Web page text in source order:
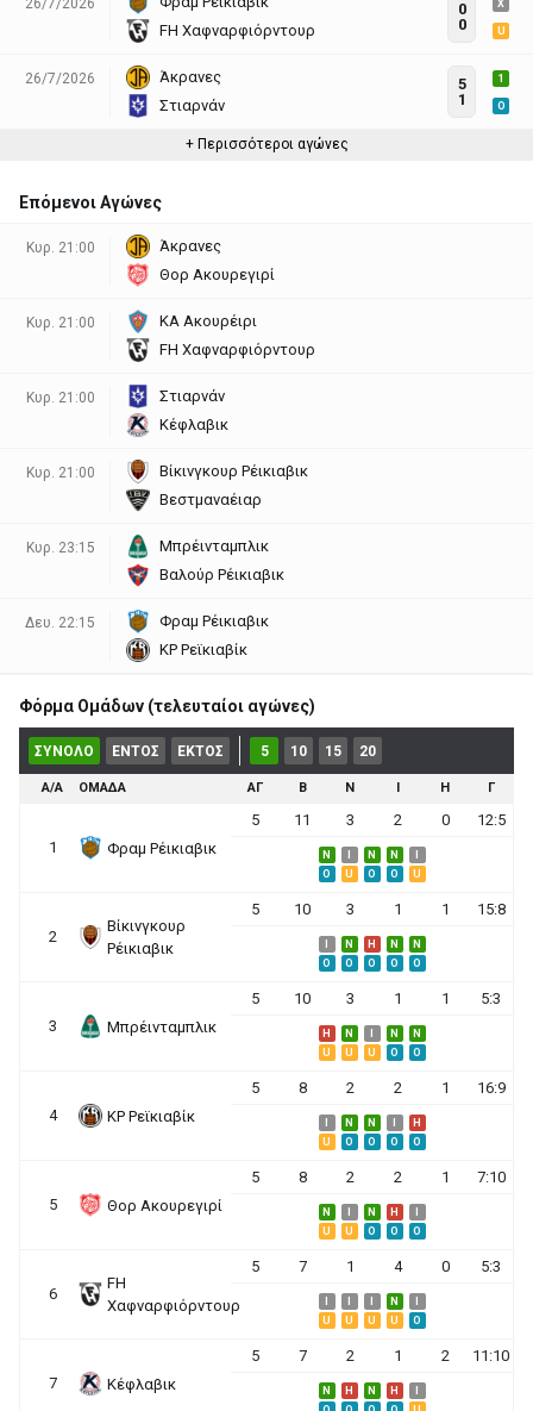
FH Χαφναρφιόρντουρ
0
0
X
U
26/7/2026
Άκρανες
Στιαρνάν
5
1
1
O
+ Περισσότεροι αγώνες
Επόμενοι Αγώνες
Κυρ. 21:00
Άκρανες
Θορ Ακουρεγιρί
Κυρ. 21:00
ΚΑ Ακουρέιρι
FH Χαφναρφιόρντουρ
Κυρ. 21:00
Στιαρνάν
Κέφλαβικ
Κυρ. 21:00
Βίκινγκουρ Ρέικιαβικ
Βεστμαναέιαρ
Κυρ. 23:15
Μπρέινταμπλικ
Βαλούρ Ρέικιαβικ
Δευ. 22:15
Φραμ Ρέικιαβικ
ΚΡ Ρεϊκιαβίκ
Φόρμα Ομάδων (τελευταίοι αγώνες)
ΣΥΝΟΛΟ ΕΝΤΟΣ ΕΚΤΟΣ 5 10 15 20
Α/Α ΟΜΑΔΑ ΑΓ Β Ν Ι Η Γ
1 Φραμ Ρέικιαβικ
5 11 3 2 0 12:5
N N N
O
U O O U
2
Βίκινγκουρ
Ρέικιαβικ
5 10 3 1 1 15:8
N H N
N
O
O O O O
3 Μπρέινταμπλικ
5 10 3 1 1 5:3
H N N
N
U
U U O O
4 ΚΡ Ρεϊκιαβίκ
5 8 2 2 1 16:9
N N
H
U
O O O O
5 Θορ Ακουρεγιρί
5 8 2 2 1 7:10
N N H
U
U O O O
6
FH
Χαφναρφιόρντουρ
5 7 1 4 0 5:3
N
U
U U U O
7 Κέφλαβικ
5 7 2 1 2 11:10
N H N H